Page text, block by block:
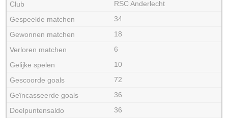
RSC Anderlecht
34
18
6
10
72
36
36